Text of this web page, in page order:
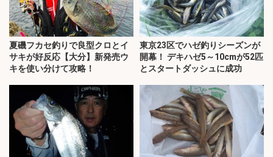
夏磯フカセ釣りで良型クロとイ
サキが好反応【大分】新発売ウ
キを使い分けて攻略！
東京23区でハゼ釣りシーズンが
開幕！ デキハゼ5～10cmが52匹
とスタートダッシュに成功